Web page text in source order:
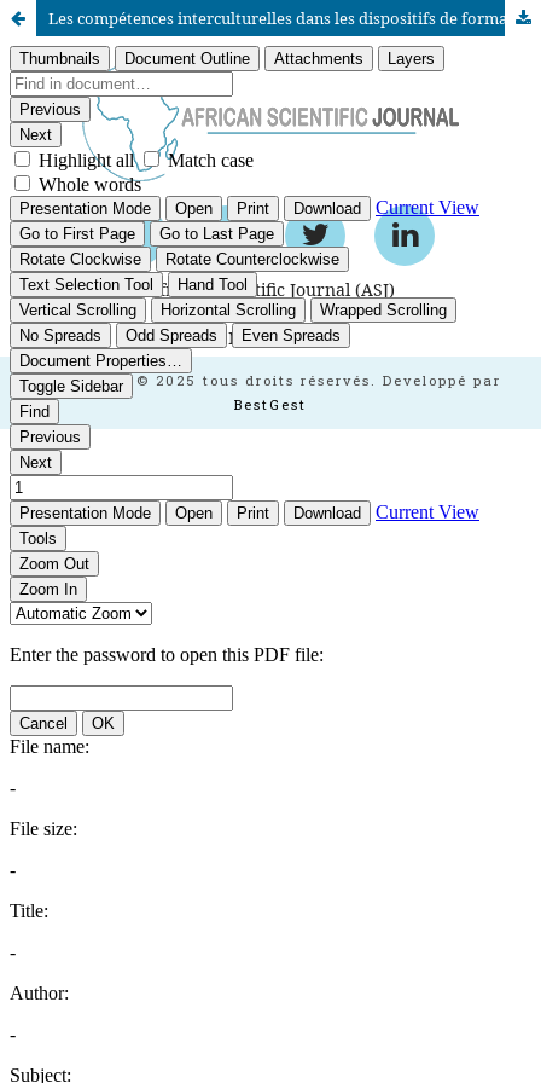
Les compétences interculturelles dans les dispositifs de formation formelle en santé: Perceptions, expériences et besoins des étudiants des ISPITS de la Région Marrakech-Safi
African Scientific Journal (ASJ)
ISSN : 2658-9311
African SJ © 2025 tous droits réservés. Developpé par
BestGest